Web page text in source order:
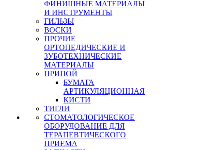
ФИНИШНЫЕ МАТЕРИАЛЫ
И ИНСТРУМЕНТЫ
ГИЛЬЗЫ
ВОСКИ
ПРОЧИЕ
ОРТОПЕДИЧЕСКИЕ И
ЗУБОТЕХНИЧЕСКИЕ
МАТЕРИАЛЫ
ПРИПОЙ
БУМАГА
АРТИКУЛЯЦИОННАЯ
КИСТИ
ТИГЛИ
СТОМАТОЛОГИЧЕСКОЕ
ОБОРУДОВАНИЕ ДЛЯ
ТЕРАПЕВТИЧЕСКОГО
ПРИЕМА